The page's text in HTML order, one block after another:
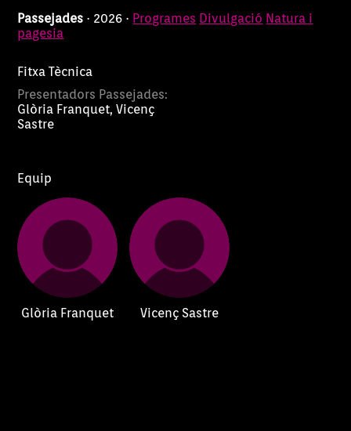
Passejades · 2026 · Programes Divulgació Natura i
pagesia
Fitxa Tècnica
Presentadors Passejades:
Glòria Franquet, Vicenç
Sastre
Equip
Glòria Franquet Vicenç Sastre